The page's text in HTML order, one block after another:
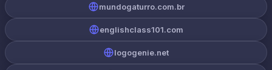
mundogaturro.com.br
englishclass101.com
logogenie.net